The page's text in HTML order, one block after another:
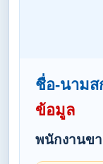
ชื่อ-นามส
ข้อมูล
พนักงานขา